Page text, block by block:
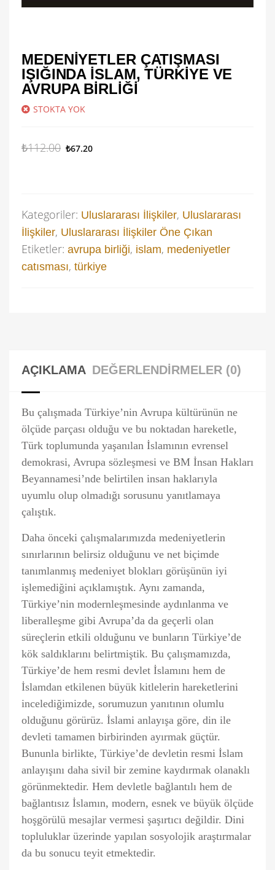
MEDENIYETLER ÇATIŞMASI
IŞIĞINDA İSLAM, TÜRKIYE VE
AVRUPA BIRLIĞI
STOKTA YOK
₺112.00 ₺67.20
Kategoriler: Uluslararası İlişkiler, Uluslararası
İlişkiler, Uluslararası İlişkiler Öne Çıkan
Etiketler: avrupa birliği, islam, medeniyetler
catısması, türkiye
AÇIKLAMA DEĞERLENDIRMELER (0)
Bu çalışmada Türkiye’nin Avrupa kültürünün ne
ölçüde parçası olduğu ve bu noktadan hareketle,
Türk toplumunda yaşanılan İslamının evrensel
demokrasi, Avrupa sözleşmesi ve BM İnsan Hakları
Beyannamesi’nde belirtilen insan haklarıyla
uyumlu olup olmadığı sorusunu yanıtlamaya
çalıştık.
Daha önceki çalışmalarımızda medeniyetlerin
sınırlarının belirsiz olduğunu ve net biçimde
tanımlanmış medeniyet blokları görüşünün iyi
işlemediğini açıklamıştık. Aynı zamanda,
Türkiye’nin modernleşmesinde aydınlanma ve
liberalleşme gibi Avrupa’da da geçerli olan
süreçlerin etkili olduğunu ve bunların Türkiye’de
kök saldıklarını belirtmiştik. Bu çalışmamızda,
Türkiye’de hem resmi devlet İslamını hem de
İslamdan etkilenen büyük kitlelerin hareketlerini
incelediğimizde, sorumuzun yanıtının olumlu
olduğunu görürüz. İslami anlayışa göre, din ile
devleti tamamen birbirinden ayırmak güçtür.
Bununla birlikte, Türkiye’de devletin resmi İslam
anlayışını daha sivil bir zemine kaydırmak olanaklı
görünmektedir. Hem devletle bağlantılı hem de
bağlantısız İslamın, modern, esnek ve büyük ölçüde
hoşgörülü mesajlar vermesi şaşırtıcı değildir. Dini
topluluklar üzerinde yapılan sosyolojik araştırmalar
da bu sonucu teyit etmektedir.